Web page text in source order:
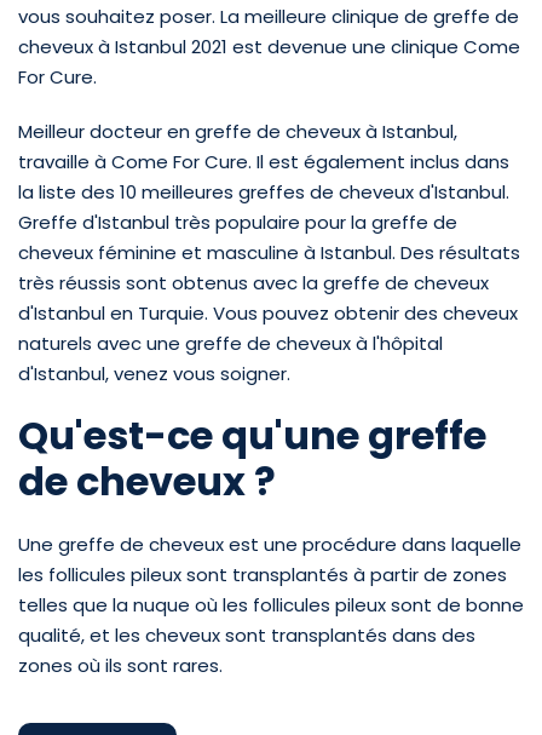
vous souhaitez poser. La meilleure clinique de greffe de
cheveux à Istanbul 2021 est devenue une clinique Come
For Cure.
Meilleur docteur en greffe de cheveux à Istanbul,
travaille à Come For Cure. Il est également inclus dans
la liste des 10 meilleures greffes de cheveux d'Istanbul.
Greffe d'Istanbul très populaire pour la greffe de
cheveux féminine et masculine à Istanbul. Des résultats
très réussis sont obtenus avec la greffe de cheveux
d'Istanbul en Turquie. Vous pouvez obtenir des cheveux
naturels avec une greffe de cheveux à l'hôpital
d'Istanbul, venez vous soigner.
Qu'est-ce qu'une greffe
de cheveux ?
Une greffe de cheveux est une procédure dans laquelle
les follicules pileux sont transplantés à partir de zones
telles que la nuque où les follicules pileux sont de bonne
qualité, et les cheveux sont transplantés dans des
zones où ils sont rares.